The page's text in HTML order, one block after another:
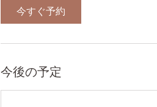
今すぐ予約
今後の予定